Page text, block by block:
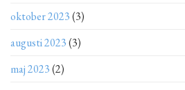
oktober 2023(3)
augusti 2023(3)
maj 2023(2)